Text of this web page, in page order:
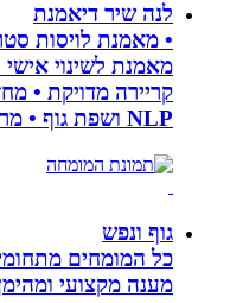
לנה שיר דיאמנת
• מאמנת לויסות סטרס
מאמנת לשינוי אישי •
קריירה מדויקת •
NLP ושפת גוף • מרצה לקהלים שונים
גוף ונפש
כל המומחים מתחומי
מענה מקצועי ומהימן